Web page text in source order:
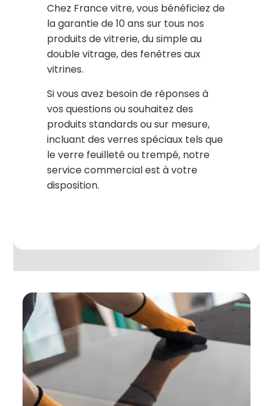
Chez France vitre, vous bénéficiez de
la garantie de 10 ans sur tous nos
produits de vitrerie, du simple au
double vitrage, des fenêtres aux
vitrines.
Si vous avez besoin de réponses à
vos questions ou souhaitez des
produits standards ou sur mesure,
incluant des verres spéciaux tels que
le verre feuilleté ou trempé, notre
service commercial est à votre
disposition.